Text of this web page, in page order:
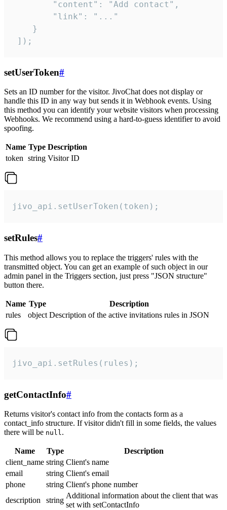
        "content": "Add contact",
        "link": "..."
    }
]);
setUserToken#
Sets an ID number for the visitor. JivoChat does not display or
handle this ID in any way but sends it in Webhook events. Using
this method you can identify your website visitors when processing
Webhooks. We recommend using a hard-to-guess identifier to avoid
spoofing.
Name Type Description
token string Visitor ID
jivo_api.setUserToken(token);
setRules#
This method allows you to replace the triggers' rules with the
transmitted object. You can get an example of such object in our
admin panel in the Triggers section, just press "JSON structure"
button there.
Name Type
Description
rules
object Description of the active invitations rules in JSON
jivo_api.setRules(rules);
getContactInfo#
Returns visitor's contact info from the contacts form as a
contact_info structure. If visitor didn't fill in some fields, the values
there will be null.
Name Type
Description
client_name string Client's name
email
string Client's email
phone
string Client's phone number
description
string
Additional information about the client that was
set with setContactInfo